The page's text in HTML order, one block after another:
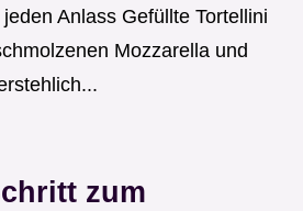
Anlass Gefüllte Tortellini
Mozzarella und
zum